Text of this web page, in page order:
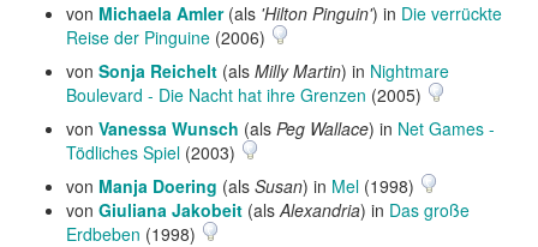
von Michaela Amler(als 'Hilton Pinguin') in Die verrückte
Reise der Pinguine (2006)
von Sonja Reichelt (als Milly Martin) in Nightmare
Boulevard - Die Nacht hat ihre Grenzen (2005)
von Vanessa Wunsch (als Peg Wallace) in Net Games -
Tödliches Spiel (2003)
von Manja Doering (als Susan) in Mel (1998)
von Giuliana Jakobeit (alsAlexandria) in Das große
Erdbeben (1998)